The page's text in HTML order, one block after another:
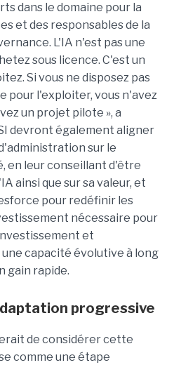
dans le domaine pour la
et des responsables de la
L'IA n'est pas une
sous licence. C'est un
Si vous ne disposez pas
pour l'exploiter, vous n'avez
un projet pilote », a
devront également aligner
sur le
en leur conseillant d'être
ainsi que sur sa valeur, et
pour redéfinir les
nécessaire pour
et
capacité évolutive à long
gain rapide.
progressive
de considérer cette
comme une étape